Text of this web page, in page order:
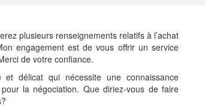
plusieurs renseignements relatifs à l’achat
engagement est de vous offrir un service
de votre confiance.
délicat qui nécessite une connaissance
la négociation. Que diriez-vous de faire